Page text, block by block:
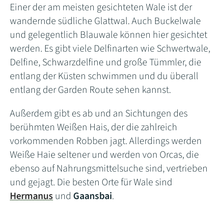
Einer der am meisten gesichteten Wale ist der
wandernde südliche Glattwal. Auch Buckelwale
und gelegentlich Blauwale können hier gesichtet
werden. Es gibt viele Delfinarten wie Schwertwale,
Delfine, Schwarzdelfine und große Tümmler, die
entlang der Küsten schwimmen und du überall
entlang der Garden Route sehen kannst.
Außerdem gibt es ab und an Sichtungen des
berühmten Weißen Hais, der die zahlreich
vorkommenden Robben jagt. Allerdings werden
Weiße Haie seltener und werden von Orcas, die
ebenso auf Nahrungsmittelsuche sind, vertrieben
und gejagt. Die besten Orte für Wale sind
Hermanusund Gaansbai.